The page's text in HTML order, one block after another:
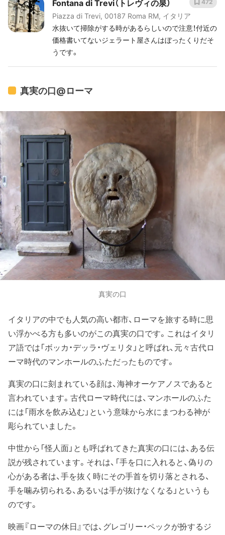
Fontana di Trevi（トレヴィの泉）
Piazza di Trevi, 00187 Roma RM, イタリア
水抜いて掃除がする時があるらしいので注意！付近の
価格書いてないジェラート屋さんはぼったくりだそ
うです。
472
真実の口@ローマ
真実の口
イタリアの中でも人気の高い都市、ローマを旅する時に思
い浮かべる方も多いのがこの真実の口です。これはイタリ
ア語では「ボッカ・デッラ・ヴェリタ」と呼ばれ、元々古代ロ
ーマ時代のマンホールのふただったものです。
真実の口に刻まれている顔は、海神オーケアノスであると
言われています。古代ローマ時代には、マンホールのふた
には「雨水を飲み込む」という意味から水にまつわる神が
彫られていました。
中世から「怪人面」とも呼ばれてきた真実の口には、ある伝
説が残されています。それは、「手を口に入れると、偽りの
心がある者は、手を抜く時にその手首を切り落とされる、
手を噛み切られる、あるいは手が抜けなくなる」というも
のです。
映画『ローマの休日』では、グレゴリー・ペックが扮するジ